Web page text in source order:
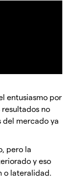
entusiasmo por
no
del mercado ya
pero la
y eso
o lateralidad.